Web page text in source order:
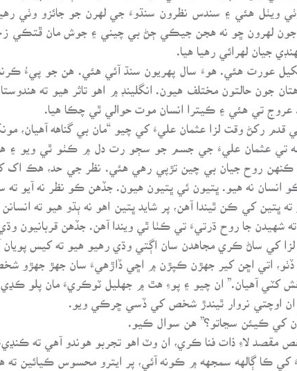
ويٺل هئي ۽ سندس نظرون سنڌوءَ جي لهرن جو جائزو وٺي
جون لهرون ڇو نه هجن جيڪي ڄڻ بي چيني ۽ جوش مان ڦتڪي
جيان لهرائي رهيا هيا.
لکيل عورت هئي. هوءَ سال پهريون سنڌ آئي هئي. هن جو پيءُ
جون حالتون مختلف هيون. انگلينڊ ۾ اهو تاثر هيو ته
تي هئي ۽ ڪيترا انسان موت حوالي ٿي چڪا هيا.
تي قدم رکڻ وقت لزا عثمان عليءَ کي چيو “مان بي گناهه
تي عثمان عليءَ جي جسم جو سڄو رت دل ۾ ڪٺو ٿي ويو ۽
ڪنهن روح جيان بي چين تڙپي رهي هئي. نظر جي حد، هڪ اک
انسان نه هيو. ڀتيون ئي ڀتيون هيون. جڏهن ڪو نظر نه آيو
ته ڀتين کي ڪن ٿيندا آهن، پر شايد ڀتين اهو نه ٻڌو هيو ته
ته شهيدن جا روح ڌرتيءَ تي ڪٺا ٿي ويندا آهن. جڏهن قربانيون
لزا کي ساڻ ڪري مجاهدن سان اڳتي وڌي رهيو هيو ته کيس پويان
ڏٺو، اتي اڇن کير جهڙن ڪپڙن ۾ اڇي ڏاڙهيءَ سان جهڙ جهڙو
کٽي آهيان.” ان چيو ۽ پوءِ هٿ ۾ جهليل ٽوڪريءَ مان پلو ڪڍي
ان اوچتي نروار ٿيندڙ شخص کي ڏسي ڇرڪي ويو.
کي ڪيئن سڃاتو؟” هن سوال ڪيو.
مقصد لاءِ ذات فنا ڪري، ان وٽ اهو تجربو هوندو آهي ته
کي ڪا ڳالهه سمجهه ۾ ڪونه آئي، پر ايترو محسوس ڪيائين